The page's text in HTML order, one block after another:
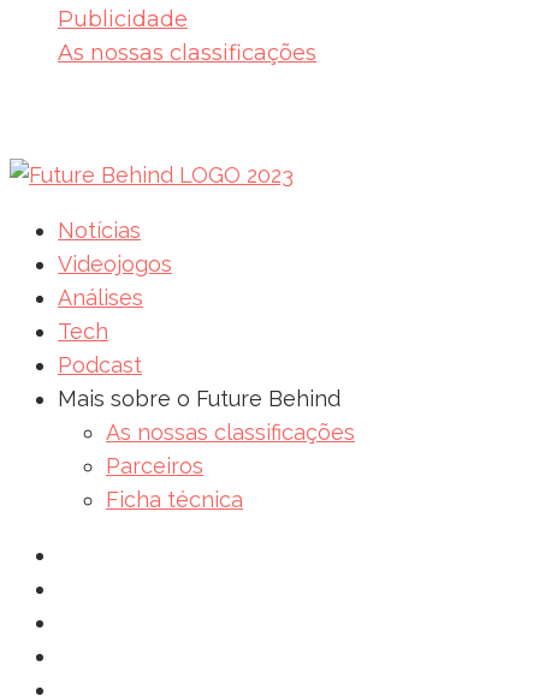
Publicidade
As nossas classificações
Notícias
Videojogos
Análises
Tech
Podcast
Mais sobre o Future Behind
As nossas classificações
Parceiros
Ficha técnica